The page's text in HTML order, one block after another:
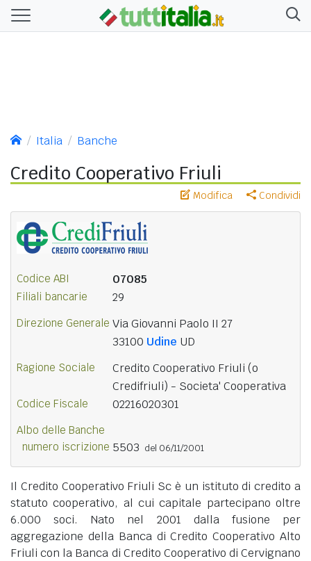
Italia Banche
Credito Cooperativo Friuli
Modifica Condividi
Codice ABI 07085
Filiali bancarie 29
Direzione Generale Via Giovanni Paolo II 27
33100 Udine UD
Ragione Sociale
Credito Cooperativo Friuli (o
Credifriuli) - Societa' Cooperativa
Codice Fiscale 02216020301
Albo delle Banche
numero iscrizione 5503 del 06/11/2001
Il Credito Cooperativo Friuli Sc è un istituto di credito a
statuto cooperativo, al cui capitale partecipano oltre
6.000 soci. Nato nel 2001 dalla fusione per
aggregazione della Banca di Credito Cooperativo Alto
Friuli con la Banca di Credito Cooperativo di Cervignano